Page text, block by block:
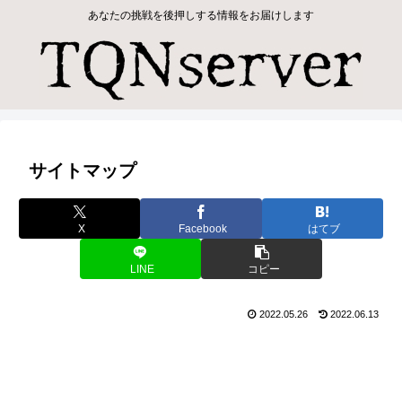
あなたの挑戦を後押しする情報をお届けします
サイトマップ
X Facebook はてブ
LINE コピー
2022.05.26 2022.06.13